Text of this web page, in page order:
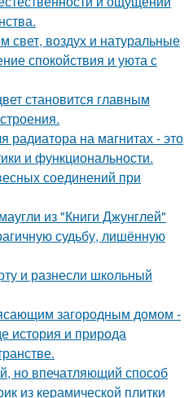
свет, воздух и натуральные
спокойствия и уюта с
становится главным
радиатора на магнитах - это
и функциональности.
соединений при
из "Книги Джунглей"
судьбу, лишённую
и разнесли школьный
загородным домом -
история и природа
но впечатляющий способ
из керамической плитки